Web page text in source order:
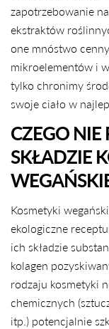
zapotrzebowanie
ekstraktów
one mnóstwo
mikroelementów i
tylko chronimy
swoje ciało w
CZEGO
SKŁADZIE
Kosmetyki
ekologiczne
ich składzie
kolagen
rodzaju kosmetyki
chemicznych
itp.) potencjalnie